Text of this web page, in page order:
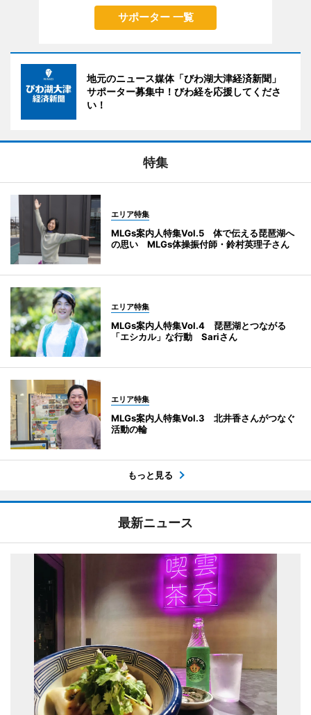
サポーター 一覧
地元のニュース媒体「びわ湖大津経済新聞」
サポーター募集中！びわ経を応援してくださ
い！
特集
エリア特集
MLGs案内人特集Vol.5 体で伝える琵琶湖へ
の思い MLGs体操振付師・鈴村英理子さん
エリア特集
MLGs案内人特集Vol.4 琵琶湖とつながる
「エシカル」な行動 Sariさん
エリア特集
MLGs案内人特集Vol.3 北井香さんがつなぐ
活動の輪
もっと見る
最新ニュース